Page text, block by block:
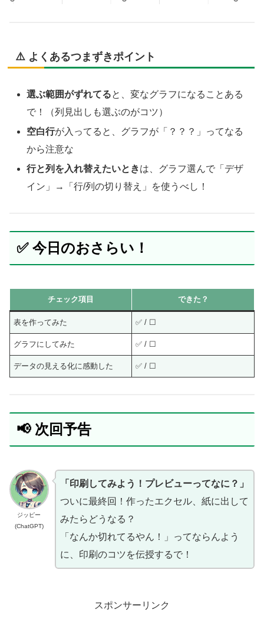
⚠️ よくあるつまずきポイント
選ぶ範囲がずれてると、変なグラフになることある
で！（列見出しも選ぶのがコツ）
空白行が入ってると、グラフが「？？？」ってなる
から注意な
行と列を入れ替えたいときは、グラフ選んで「デザ
イン」→「行/列の切り替え」を使うべし！
✅ 今日のおさらい！
チェック項目 できた？
表を作ってみた ✅ / ☐
グラフにしてみた ✅ / ☐
データの見える化に感動した ✅ / ☐
📢 次回予告
ジッピー
(ChatGPT)
「印刷してみよう！プレビューってなに？」
ついに最終回！作ったエクセル、紙に出して
みたらどうなる？
「なんか切れてるやん！」ってならんよう
に、印刷のコツを伝授するで！
スポンサーリンク